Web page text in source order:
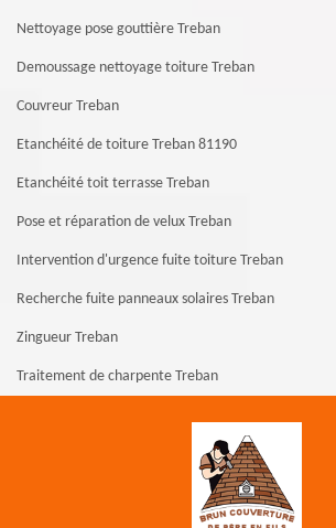
Nettoyage pose gouttière Treban
Demoussage nettoyage toiture Treban
Couvreur Treban
Etanchéité de toiture Treban 81190
Etanchéité toit terrasse Treban
Pose et réparation de velux Treban
Intervention d'urgence fuite toiture Treban
Recherche fuite panneaux solaires Treban
Zingueur Treban
Traitement de charpente Treban